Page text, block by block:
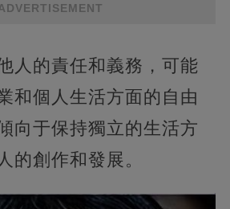
人的責任和義務，可能
和個人生活方面的自由
向于保持獨立的生活方
的創作和發展。